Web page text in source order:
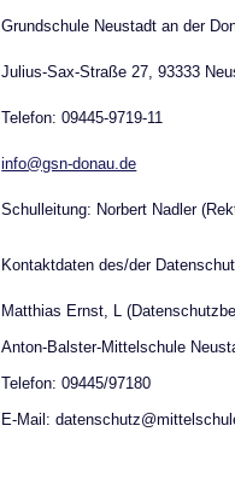
Grundschule Neustadt an der
Julius-Sax-Straße 27, 93333
Telefon: 09445-9719-11
info@gsn-donau.de
Schulleitung: Norbert Nadler
Kontaktdaten des/der
Matthias Ernst, L (
Anton-Balster-Mittelschule
Telefon: 09445/97180
E-Mail: